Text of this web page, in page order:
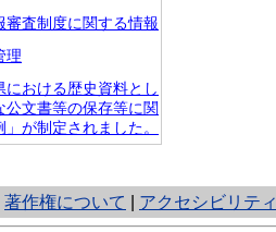
審査制度に関する情報
理
における歴史資料とし
公文書等の保存等に関
」が制定されました。
著作権について アクセシビリティ